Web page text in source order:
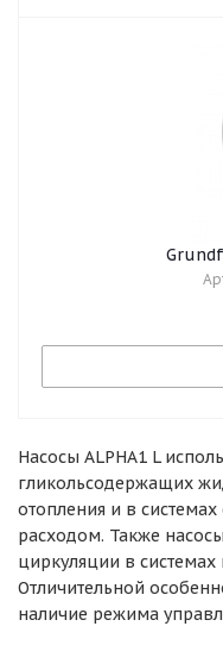
Насосы ALPHA1 L
гликольсодержащих
отопления и в
расходом. Также
циркуляции в
Отличительной
наличие режима